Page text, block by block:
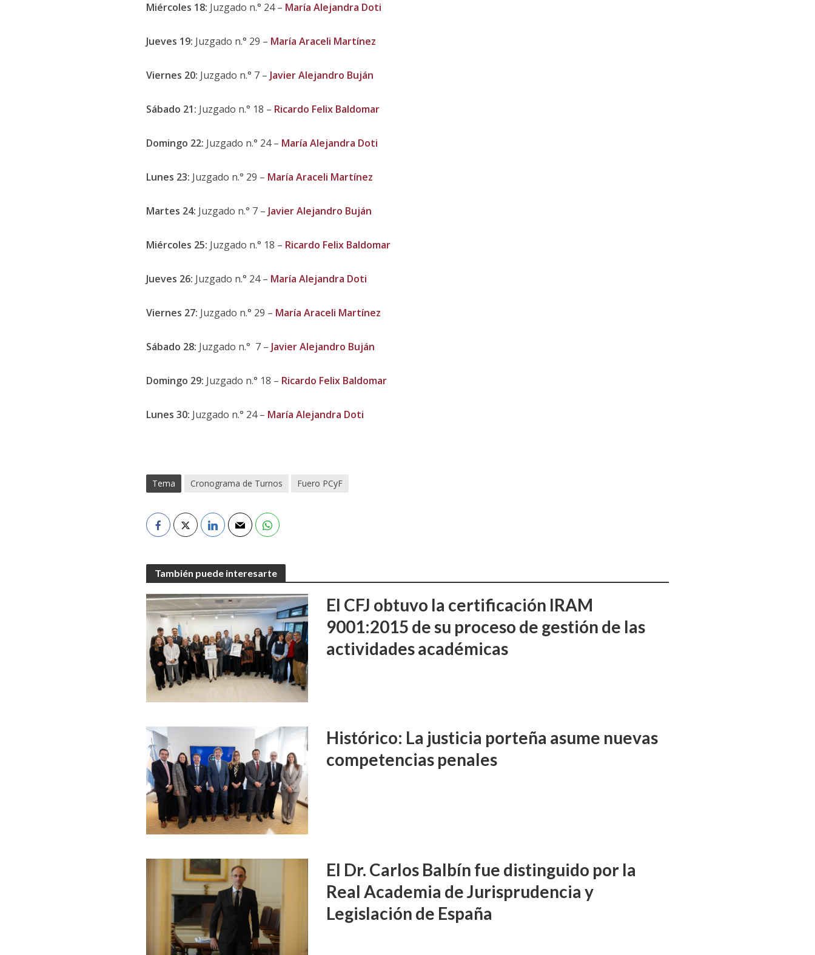
Miércoles 18: Juzgado n.° 24 – María Alejandra Doti
Jueves 19: Juzgado n.° 29 – María Araceli Martínez
Viernes 20: Juzgado n.° 7 – Javier Alejandro Buján
Sábado 21: Juzgado n.° 18 – Ricardo Felix Baldomar
Domingo 22: Juzgado n.° 24 – María Alejandra Doti
Lunes 23: Juzgado n.° 29 – María Araceli Martínez
Martes 24: Juzgado n.° 7 – Javier Alejandro Buján
Miércoles 25: Juzgado n.° 18 – Ricardo Felix Baldomar
Jueves 26: Juzgado n.° 24 – María Alejandra Doti
Viernes 27: Juzgado n.° 29 – María Araceli Martínez
Sábado 28: Juzgado n.° 7 – Javier Alejandro Buján
Domingo 29: Juzgado n.° 18 – Ricardo Felix Baldomar
Lunes 30: Juzgado n.° 24 – María Alejandra Doti
Tema Cronograma de Turnos Fuero PCyF
También puede interesarte
El CFJ obtuvo la certificación IRAM
9001:2015 de su proceso de gestión de las
actividades académicas
Histórico: La justicia porteña asume nuevas
competencias penales
El Dr. Carlos Balbín fue distinguido por la
Real Academia de Jurisprudencia y
Legislación de España